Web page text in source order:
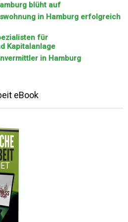
blüht auf
in Hamburg erfolgreich
für
Kapitalanlage
in Hamburg
eBook